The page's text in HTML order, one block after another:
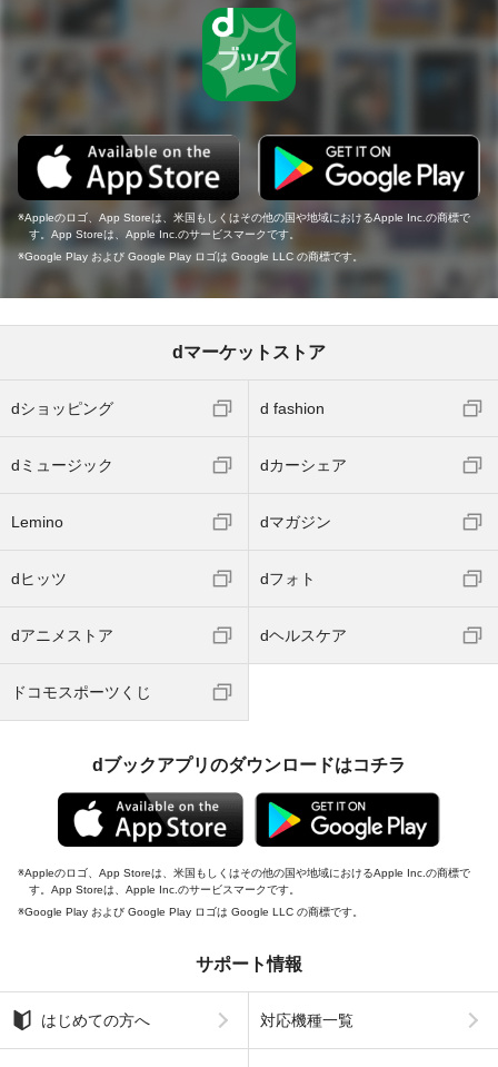
Appleのロゴ、App Storeは、米国もしくはその他の国や地域におけるApple Inc.の商標で
す。App Storeは、Apple Inc.のサービスマークです。
Google Play および Google Play ロゴは Google LLC の商標です。
dマーケットストア
dショッピング d fashion
dミュージック dカーシェア
Lemino dマガジン
dヒッツ dフォト
dアニメストア dヘルスケア
ドコモスポーツくじ
dブックアプリのダウンロードはコチラ
Appleのロゴ、App Storeは、米国もしくはその他の国や地域におけるApple Inc.の商標で
す。App Storeは、Apple Inc.のサービスマークです。
Google Play および Google Play ロゴは Google LLC の商標です。
サポート情報
はじめての方へ 対応機種一覧